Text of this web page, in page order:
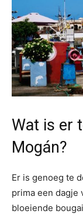
Wat is er
Mogán?
Er is genoeg te
prima een dagje
bloeiende